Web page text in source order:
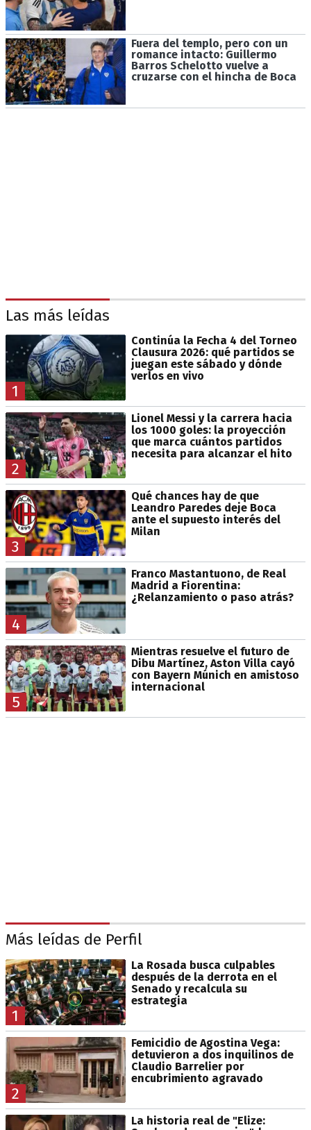
Fuera del templo, pero con un
romance intacto: Guillermo
Barros Schelotto vuelve a
cruzarse con el hincha de Boca
Las más leídas
1
Continúa la Fecha 4 del Torneo
Clausura 2026: qué partidos se
juegan este sábado y dónde
verlos en vivo
2
Lionel Messi y la carrera hacia
los 1000 goles: la proyección
que marca cuántos partidos
necesita para alcanzar el hito
3
Qué chances hay de que
Leandro Paredes deje Boca
ante el supuesto interés del
Milan
4
Franco Mastantuono, de Real
Madrid a Fiorentina:
¿Relanzamiento o paso atrás?
5
Mientras resuelve el futuro de
Dibu Martínez, Aston Villa cayó
con Bayern Múnich en amistoso
internacional
Más leídas de Perfil
1
La Rosada busca culpables
después de la derrota en el
Senado y recalcula su
estrategia
2
Femicidio de Agostina Vega:
detuvieron a dos inquilinos de
Claudio Barrelier por
encubrimiento agravado
La historia real de "Elize: